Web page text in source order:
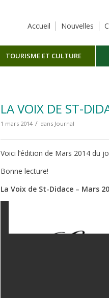
Accueil Nouvelles
TOURISME ET CULTURE
LA VOIX DE ST-
1 mars 2014 / dans Journal
Voici l’édition de Mars 2014 du
Bonne lecture!
La Voix de St-Didace – Mars